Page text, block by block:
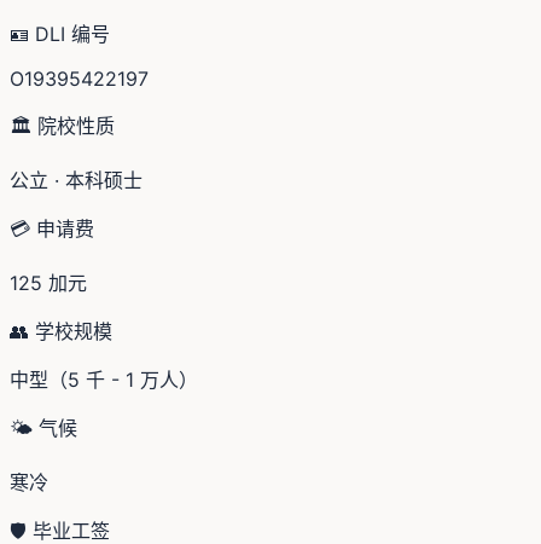
🪪 DLI 编号
O19395422197
🏛️ 院校性质
公立 · 本科硕士
💳 申请费
125 加元
👥 学校规模
中型（5 千 - 1 万人）
🌤️ 气候
寒冷
🛡️ 毕业工签